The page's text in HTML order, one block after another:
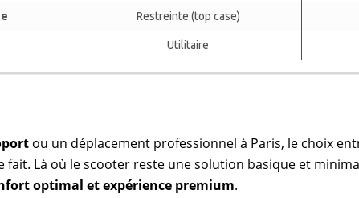
Restreinte (top case)
Utilitaire
ou un déplacement professionnel à Paris, le choix
fait. Là où le scooter reste une solution basique et
optimal et expérience premium.